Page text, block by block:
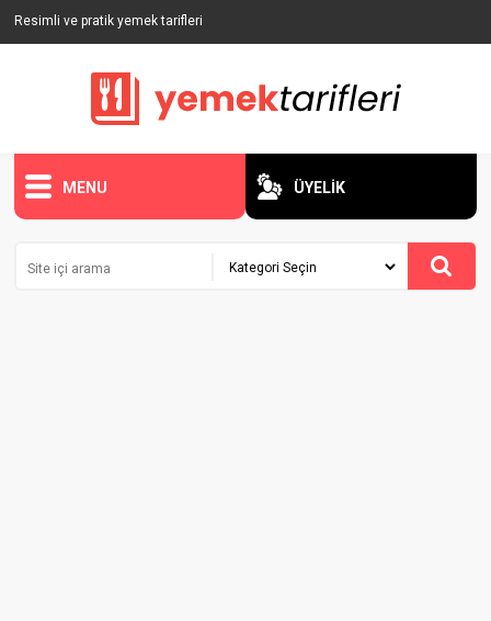
Resimli ve pratik yemek tarifleri
MENU ÜYELİK